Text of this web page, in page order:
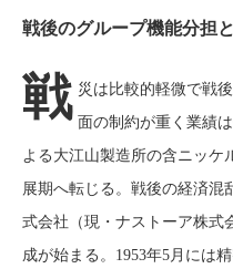
戦後のグループ機能分担
戦 災は比較的軽微で戦
面の制約が重く業績
よる大江山製造所の含ニッケ
展期へ転じる。戦後の経済混
式会社（現・ナストーア株式
成が始まる。1953年5月には